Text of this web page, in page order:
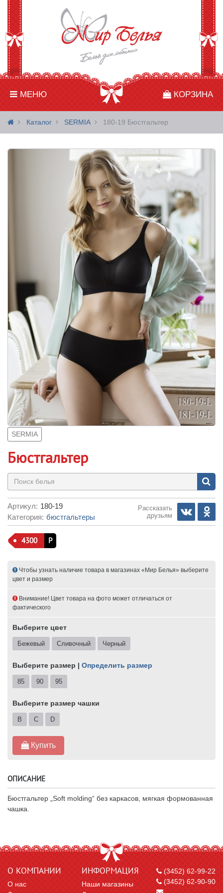
МЕНЮ КОРЗИНА
Каталог SERMIA 180-19 Бюстгальтер
SERMIA
Бюстгальтер
Артикул: 180-19
Категория: бюстгальтеры
Рассказать
друзьям
4300 Р
Чтобы узнать наличие товара в магазинах «Мир Белья» выберите
цвет и размер
Внимание! Цвет товара на фото может отличаться от
фактического
Выберите цвет
Бежевый Сливочный Черный
Выберите размер | Определить размер
85 90 95
Выберите размер чашки
B C D
Купить
ОПИСАНИЕ
Бюстгальтер „Soft molding“ без каркасов, мягкая формованная
чашка.
О КОМПАНИИ
О нас
ИНФОРМАЦИЯ
Наши магазины
(3452) 62-99-22
(3452) 62-90-90